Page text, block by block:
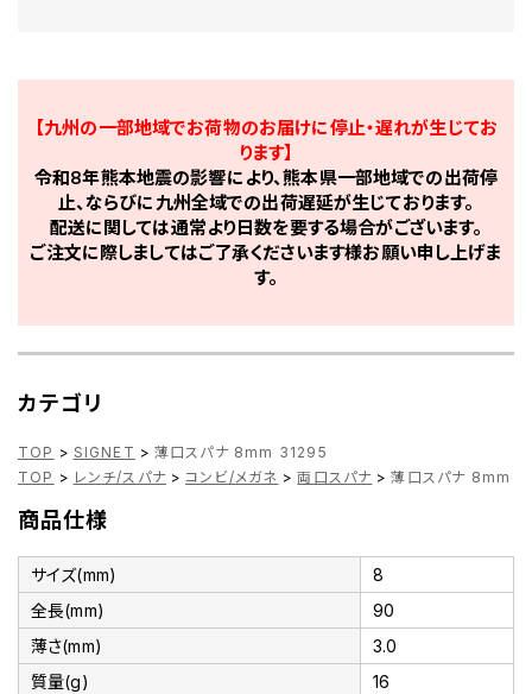
【九州の一部地域でお荷物のお届けに停止・遅れが生じてお
ります】
令和8年熊本地震の影響により、熊本県一部地域での出荷停
止、ならびに九州全域での出荷遅延が生じております。
配送に関しては通常より日数を要する場合がございます。
ご注文に際しましてはご了承くださいます様お願い申し上げま
す。
カテゴリ
TOP > SIGNET > 薄口スパナ 8mm 31295
TOP > レンチ/スパナ > コンビ/メガネ > 両口スパナ > 薄口スパナ 8mm
商品仕様
サイズ(mm)
8
全長(mm)
90
薄さ(mm)
3.0
質量(g)
16